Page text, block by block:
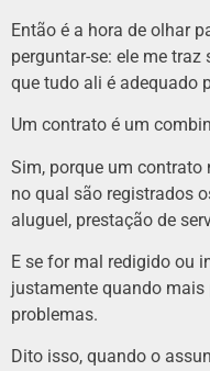
Então é a hora de olhar
perguntar-se: ele me traz
que tudo ali é adequado
Um contrato é um
Sim, porque um
no qual são registrados
aluguel, prestação de
E se for mal redigido ou
justamente quando mais
problemas.
Dito isso, quando o